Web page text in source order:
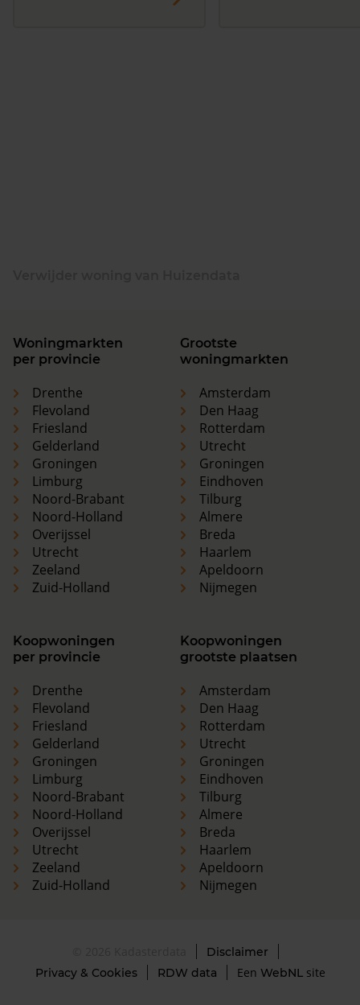
Woningmarkten
per provincie
Drenthe
Flevoland
Friesland
Gelderland
Groningen
Limburg
Noord-Brabant
Noord-Holland
Overijssel
Utrecht
Zeeland
Zuid-Holland
Grootste
woningmarkten
Amsterdam
Den Haag
Rotterdam
Utrecht
Groningen
Eindhoven
Tilburg
Almere
Breda
Haarlem
Apeldoorn
Nijmegen
Koopwoningen
per provincie
Drenthe
Flevoland
Friesland
Gelderland
Groningen
Limburg
Noord-Brabant
Noord-Holland
Overijssel
Utrecht
Zeeland
Zuid-Holland
Koopwoningen
grootste plaatsen
Amsterdam
Den Haag
Rotterdam
Utrecht
Groningen
Eindhoven
Tilburg
Almere
Breda
Haarlem
Apeldoorn
Nijmegen
Disclaimer
Privacy & Cookies
RDW data Een WebNLsite